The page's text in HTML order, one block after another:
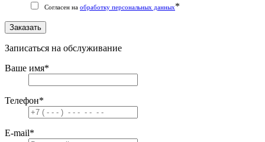
Согласен на обработку персональных данных*
Заказать
Записаться на обслуживание
Ваше имя*
Телефон*
E-mail*